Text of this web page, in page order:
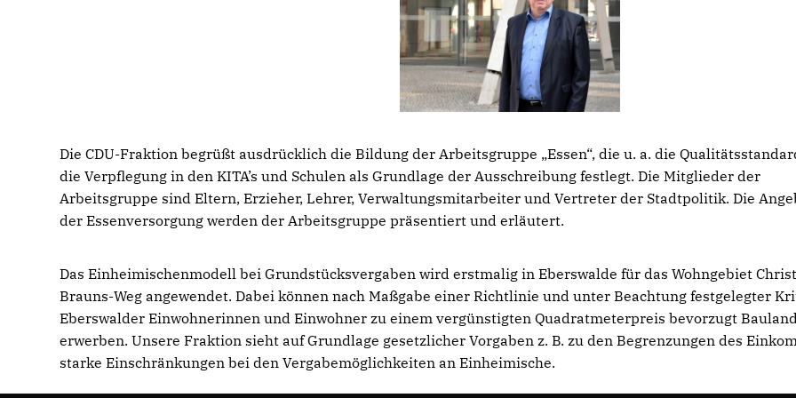
Die CDU-Fraktion begrüßt ausdrücklich die Bildung der Arbeitsgruppe „Essen“, die u. a. die
die Verpflegung in den KITA’s und Schulen als Grundlage der Ausschreibung festlegt. Die Mitglieder der
Arbeitsgruppe sind Eltern, Erzieher, Lehrer, Verwaltungsmitarbeiter und Vertreter der Stadtpolitik. Die
der Essenversorgung werden der Arbeitsgruppe präsentiert und erläutert.
Das Einheimischenmodell bei Grundstücksvergaben wird erstmalig in Eberswalde für das Wohngebiet
Brauns-Weg angewendet. Dabei können nach Maßgabe einer Richtlinie und unter Beachtung festgelegter
Eberswalder Einwohnerinnen und Einwohner zu einem vergünstigten Quadratmeterpreis bevorzugt
erwerben. Unsere Fraktion sieht auf Grundlage gesetzlicher Vorgaben z. B. zu den Begrenzungen des
starke Einschränkungen bei den Vergabemöglichkeiten an Einheimische.